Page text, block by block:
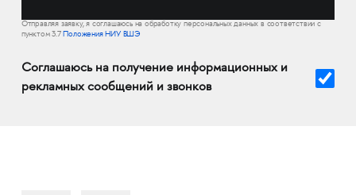
Отправляя заявку, я соглашаюсь на обработку персональных данных в соответствии с
пунктом 3.7Положения НИУ ВШЭ
Соглашаюсь на получение информационных и
рекламных сообщений и звонков